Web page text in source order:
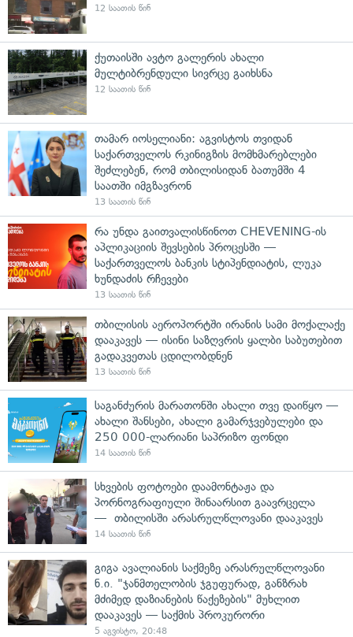
12 საათის წინ
ქუთაისში ავტო გალერის ახალი
მულტიბრენდული სივრცე გაიხსნა
12 საათის წინ
თამარ იოსელიანი: აგვისტოს თვიდან
საქართველოს რკინიგზის მომხმარებლები
შეძლებენ, რომ თბილისიდან ბათუმში 4
საათში იმგზავრონ
13 საათის წინ
რა უნდა გაითვალისწინოთ CHEVENING-ის
აპლიკაციის შევსების პროცესში —
საქართველოს ბანკის სტიპენდიატის, ლუკა
ხუნდაძის რჩევები
13 საათის წინ
თბილისის აეროპორტში ირანის სამი მოქალაქე
დააკავეს — ისინი საზღვრის ყალბი საბუთებით
გადაკვეთას ცდილობდნენ
13 საათის წინ
საგანძურის მარათონში ახალი თვე დაიწყო —
ახალი შანსები, ახალი გამარჯვებულები და
250 000-ლარიანი საპრიზო ფონდი
14 საათის წინ
სხვების ფოტოები დაამონტაჟა და
პორნოგრაფიული შინაარსით გაავრცელა
— თბილისში არასრულწლოვანი დააკავეს
14 საათის წინ
გიგა ავალიანის საქმეზე არასრულწლოვანი
ნ.ი. "ჯანმთელობის ჯგუფურად, განზრახ
მძიმედ დაზიანების წაქეზების" მუხლით
დააკავეს — საქმის პროკურორი
5 აგვისტო, 20:48